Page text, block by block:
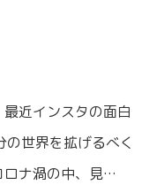
近インスタの面白
の世界を拡げるべく
ロナ渦の中、見…